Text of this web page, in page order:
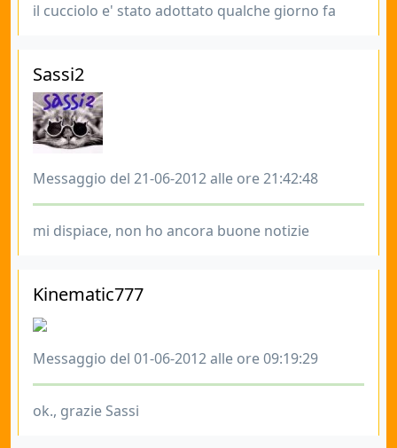
il cucciolo e' stato adottato qualche giorno fa
Sassi2
Messaggio del 21-06-2012 alle ore 21:42:48
mi dispiace, non ho ancora buone notizie
Kinematic777
Messaggio del 01-06-2012 alle ore 09:19:29
ok., grazie Sassi